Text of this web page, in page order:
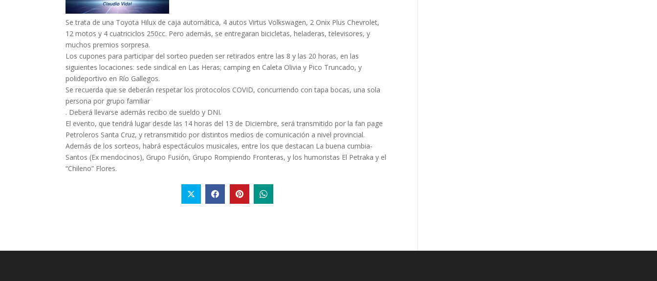
Se trata de una Toyota Hilux de caja automática, 4 autos Virtus Volkswagen, 2 Onix Plus Chevrolet,
12 motos y 4 cuatriciclos 250cc. Pero además, se entregaran bicicletas, heladeras, televisores, y
muchos premios sorpresa.
Los cupones para participar del sorteo pueden ser retirados entre las 8 y las 20 horas, en las
siguientes locaciones: sede sindical en Las Heras; camping en Caleta Olivia y Pico Truncado, y
polideportivo en Río Gallegos.
Se recuerda que se deberán respetar los protocolos COVID, concurriendo con tapa bocas, una sola
persona por grupo familiar
. Deberá llevarse además recibo de sueldo y DNI.
El evento, que tendrá lugar desde las 14 horas del 13 de Diciembre, será transmitido por la fan page
Petroleros Santa Cruz, y retransmitido por distintos medios de comunicación a nivel provincial.
Además de los sorteos, habrá espectáculos musicales, entre los que destacan La buena cumbia-
Santos (Ex mendocinos), Grupo Fusión, Grupo Rompiendo Fronteras, y los humoristas El Petraka y el
“Chileno” Flores.